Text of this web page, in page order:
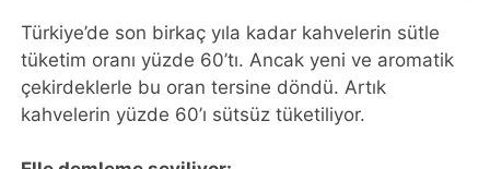
Türkiye’de son birkaç yıla kadar kahvelerin sütle
tüketim oranı yüzde 60’tı. Ancak yeni ve aromatik
çekirdeklerle bu oran tersine döndü. Artık
kahvelerin yüzde 60’ı sütsüz tüketiliyor.